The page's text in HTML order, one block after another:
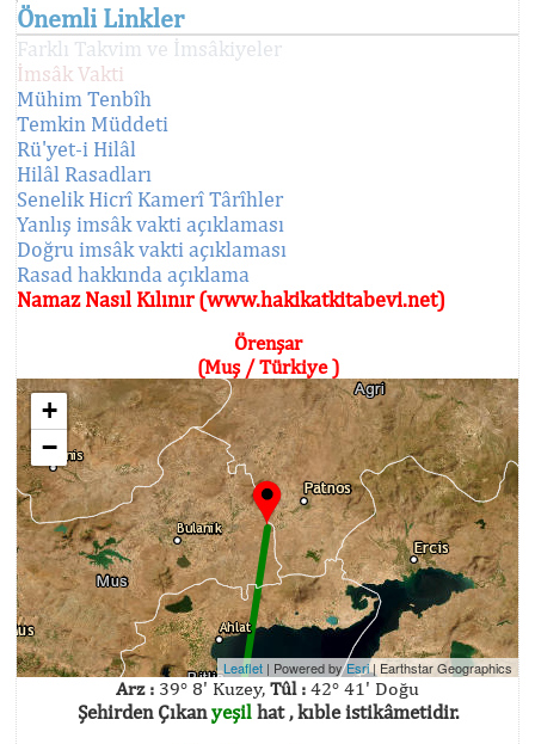
Önemli Linkler
Farklı Takvim ve İmsâkiyeler
İmsâk Vakti
Mühim Tenbîh
Temkin Müddeti
Rü'yet-i Hilâl
Hilâl Rasadları
Senelik Hicrî Kamerî Târîhler
Yanlış imsâk vakti açıklaması
Doğru imsâk vakti açıklaması
Rasad hakkında açıklama
Namaz Nasıl Kılınır (www.hakikatkitabevi.net)
Örenşar
(Muş / Türkiye )
+
−
Leaflet | Powered byEsri| Earthstar Geographics
Arz : 39° 8' Kuzey, Tûl : 42° 41' Doğu
Şehirden Çıkanyeşilhat , kıble istikâmetidir.